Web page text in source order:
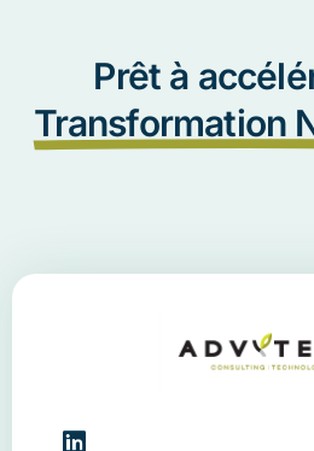
Prêt à
Transformation